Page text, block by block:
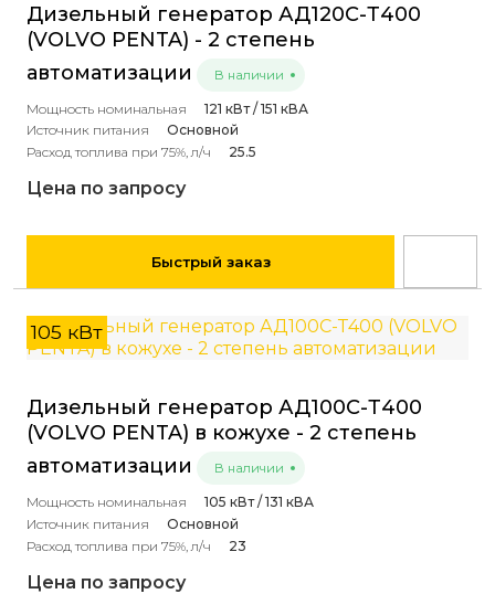
Дизельный генератор АД120С-Т400
(VOLVO PENTA) - 2 степень
автоматизации
В наличии
Мощность номинальная
121 кВт / 151 кВА
Источник питания
Основной
Расход топлива при 75%, л/ч
25.5
Цена по запросу
Быстрый заказ
105 кВт
Дизельный генератор АД100С-Т400
(VOLVO PENTA) в кожухе - 2 степень
автоматизации
В наличии
Мощность номинальная
105 кВт / 131 кВА
Источник питания
Основной
Расход топлива при 75%, л/ч
23
Цена по запросу